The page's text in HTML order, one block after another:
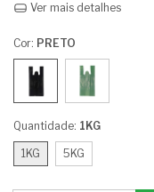
Ver mais detalhes
Cor: PRETO
Quantidade: 1KG
1KG 5KG